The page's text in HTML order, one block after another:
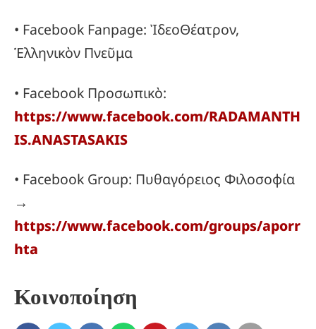
• Facebook Fanpage: ἸδεοΘέατρον,
Ἑλληνικὸν Πνεῦμα
• Facebook Προσωπικὸ:
https://www.facebook.com/RADAMANTH
IS.ANASTASAKIS
• Facebook Group: Πυθαγόρειος Φιλοσοφία
→
https://www.facebook.com/groups/aporr
hta
Κοινοποίηση